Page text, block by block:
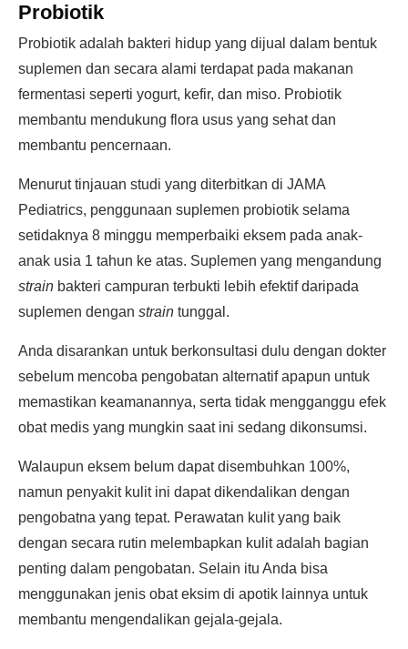
Probiotik
Probiotik adalah bakteri hidup yang dijual dalam bentuk
suplemen dan secara alami terdapat pada makanan
fermentasi seperti yogurt, kefir, dan miso. Probiotik
membantu mendukung flora usus yang sehat dan
membantu pencernaan.
Menurut tinjauan studi yang diterbitkan di JAMA
Pediatrics, penggunaan suplemen probiotik selama
setidaknya 8 minggu memperbaiki eksem pada anak-
anak usia 1 tahun ke atas. Suplemen yang mengandung
strain bakteri campuran terbukti lebih efektif daripada
suplemen dengan strain tunggal.
Anda disarankan untuk berkonsultasi dulu dengan dokter
sebelum mencoba pengobatan alternatif apapun untuk
memastikan keamanannya, serta tidak mengganggu efek
obat medis yang mungkin saat ini sedang dikonsumsi.
Walaupun eksem belum dapat disembuhkan 100%,
namun penyakit kulit ini dapat dikendalikan dengan
pengobatna yang tepat. Perawatan kulit yang baik
dengan secara rutin melembapkan kulit adalah bagian
penting dalam pengobatan. Selain itu Anda bisa
menggunakan jenis obat eksim di apotik lainnya untuk
membantu mengendalikan gejala-gejala.